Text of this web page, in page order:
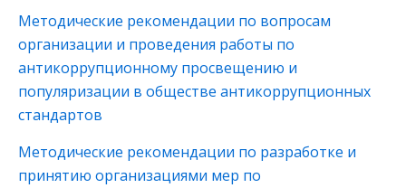
Методические рекомендации по вопросам
организации и проведения работы по
антикоррупционному просвещению и
популяризации в обществе антикоррупционных
стандартов
Методические рекомендации по разработке и
принятию организациями мер по